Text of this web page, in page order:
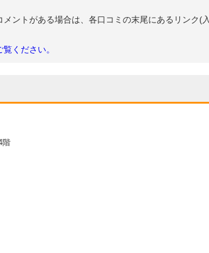
ントがある場合は、各口コミの末尾にあるリンク(
ください。
階